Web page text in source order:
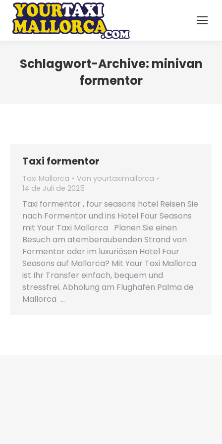
Schlagwort-Archive: minivan
formentor
Taxi formentor
Taxi Mallorca Von yourtaximallorca
14 de Juli de 2025
Taxi formentor , four seasons hotel Reisen Sie
nach Formentor und ins Hotel Four Seasons
mit Your Taxi Mallorca Planen Sie einen
Besuch am atemberaubenden Strand von
Formentor oder im luxuriösen Hotel Four
Seasons auf Mallorca? Mit Your Taxi Mallorca
ist Ihr Transfer einfach, bequem und
stressfrei. Abholung am Flughafen Palma de
Mallorca …